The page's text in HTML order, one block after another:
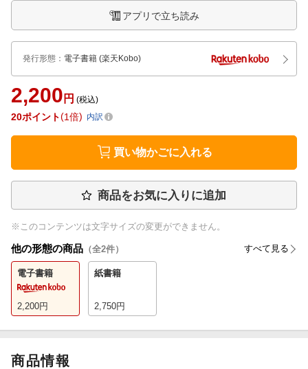
アプリで立ち読み
発行形態 ： 電子書籍 (楽天Kobo)
2,200 円 (税込)
20ポイント 1倍 内訳
買い物かごに入れる
商品をお気に入りに追加
※このコンテンツは文字サイズの変更ができません。
他の形態の商品 （全2件） すべて見る
電子書籍
2,200円
紙書籍
2,750円
商品情報